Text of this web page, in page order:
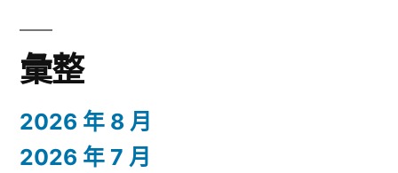
彙整
2026 年 8 月
2026 年 7 月